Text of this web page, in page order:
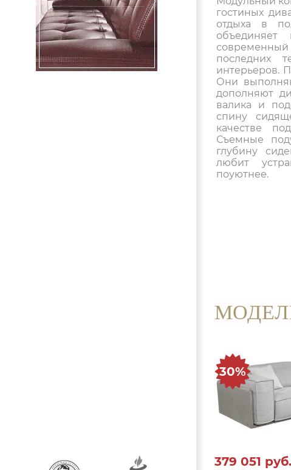
гостиных
отдыха в
последних
интерьеров.
Они
дополняют
валика и
спину
качестве
Съемные
глубину
любит
поуютнее.
379 051 руб.
30%